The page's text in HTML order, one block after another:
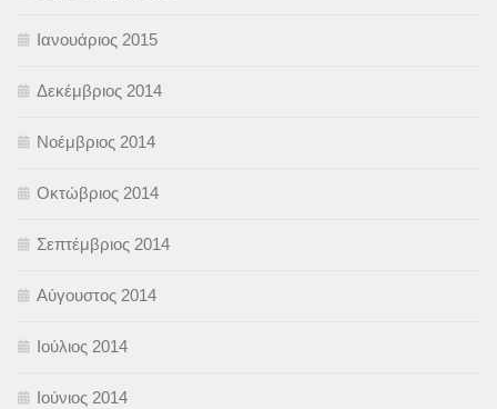
Ιανουάριος 2015
Δεκέμβριος 2014
Νοέμβριος 2014
Οκτώβριος 2014
Σεπτέμβριος 2014
Αύγουστος 2014
Ιούλιος 2014
Ιούνιος 2014